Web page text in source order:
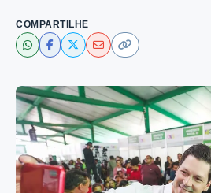
COMPARTILHE